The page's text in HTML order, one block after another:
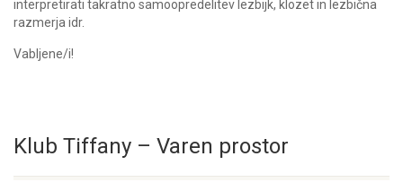
interpretirati takratno samoopredelitev lezbijk, klozet in lezbična
razmerja idr.
Vabljene/i!
Klub Tiffany – Varen prostor